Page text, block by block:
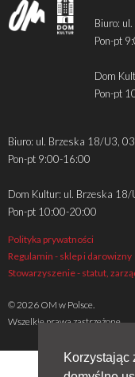
Biuro:
Pon-pt
Dom
Pon-pt
Biuro: ul. Brzeska 18/U3,
Pon-pt 9:00-16:00
Dom Kultur: ul. Brzeska
Pon-pt 10:00-20:00
Polityka prywatności
Regulamin - sklep i darowizny
Stowarzyszenie - statut,
© 2026 OM w Polsce.
Wszelkie prawa zastrzeżone
Korzystając